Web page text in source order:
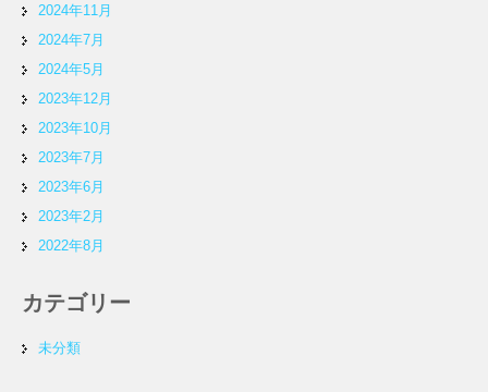
2024年11月
2024年7月
2024年5月
2023年12月
2023年10月
2023年7月
2023年6月
2023年2月
2022年8月
カテゴリー
未分類